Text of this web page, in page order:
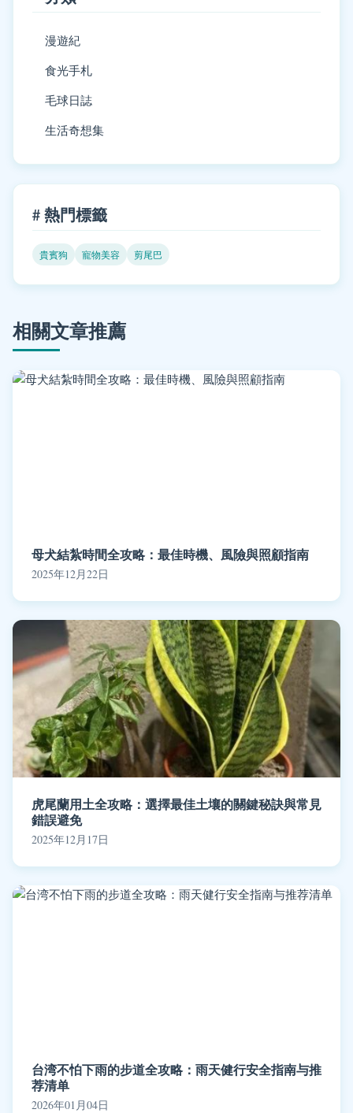
漫遊紀
食光手札
毛球日誌
生活奇想集
# 熱門標籤
貴賓狗 寵物美容 剪尾巴
相關文章推薦
母犬結紮時間全攻略：最佳時機、風險與照顧指南
2025年12月22日
虎尾蘭用土全攻略：選擇最佳土壤的關鍵秘訣與常見
錯誤避免
2025年12月17日
台湾不怕下雨的步道全攻略：雨天健行安全指南与推
荐清单
2026年01月04日